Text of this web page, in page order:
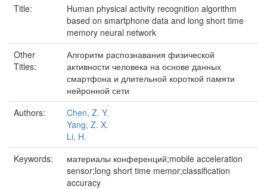
Title:
Human physical activity recognition algorithm
based on smartphone data and long short time
memory neural network
Other
Titles:
Алгоритм распознавания физической
активности человека на основе данных
смартфона и длительной короткой памяти
нейронной сети
Authors:
Chen, Z. Y.
Yang, Z. X.
Li, H.
Keywords:
материалы конференций;mobile acceleration
sensor;long short time memor;classification
accuracy